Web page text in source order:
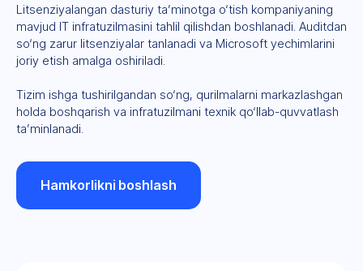
Litsenziyalangan dasturiy ta’minotga o‘tish kompaniyaning
mavjud IT infratuzilmasini tahlil qilishdan boshlanadi. Auditdan
so‘ng zarur litsenziyalar tanlanadi va Microsoft yechimlarini
joriy etish amalga oshiriladi.
Tizim ishga tushirilgandan so‘ng, qurilmalarni markazlashgan
holda boshqarish va infratuzilmani texnik qo‘llab-quvvatlash
ta’minlanadi.
Hamkorlikni boshlash